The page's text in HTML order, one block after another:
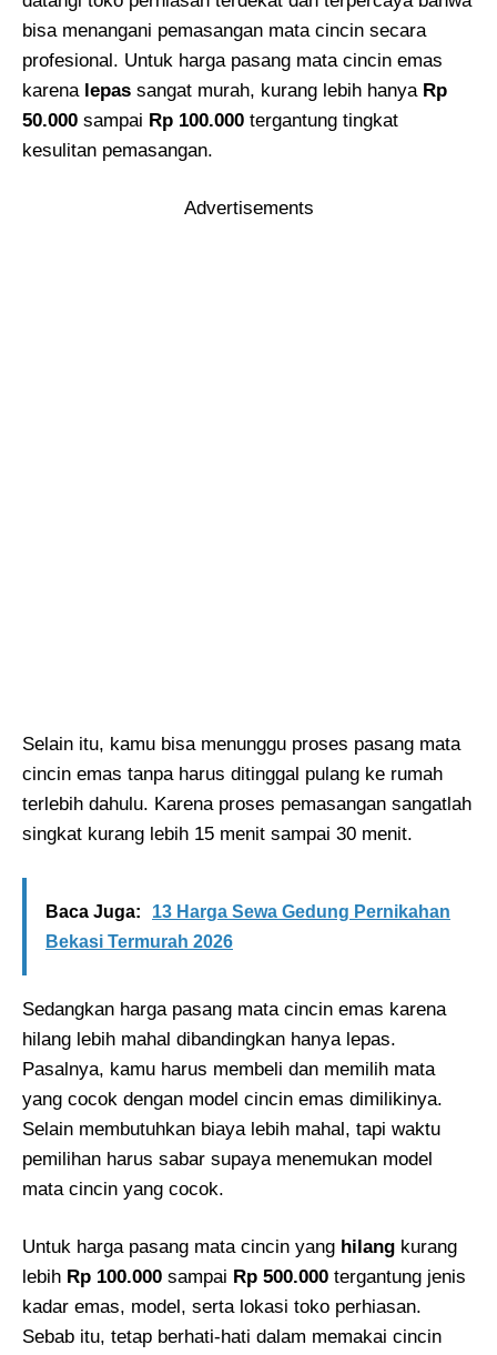
bisa menangani pemasangan mata cincin secara
profesional. Untuk harga pasang mata cincin emas
karena lepas sangat murah, kurang lebih hanya Rp
50.000 sampai Rp 100.000 tergantung tingkat
kesulitan pemasangan.
Advertisements
Selain itu, kamu bisa menunggu proses pasang mata
cincin emas tanpa harus ditinggal pulang ke rumah
terlebih dahulu. Karena proses pemasangan sangatlah
singkat kurang lebih 15 menit sampai 30 menit.
Baca Juga:
13 Harga Sewa Gedung Pernikahan
Bekasi Termurah 2026
Sedangkan harga pasang mata cincin emas karena
hilang lebih mahal dibandingkan hanya lepas.
Pasalnya, kamu harus membeli dan memilih mata
yang cocok dengan model cincin emas dimilikinya.
Selain membutuhkan biaya lebih mahal, tapi waktu
pemilihan harus sabar supaya menemukan model
mata cincin yang cocok.
Untuk harga pasang mata cincin yang hilang kurang
lebih Rp 100.000 sampai Rp 500.000 tergantung jenis
kadar emas, model, serta lokasi toko perhiasan.
Sebab itu, tetap berhati-hati dalam memakai cincin